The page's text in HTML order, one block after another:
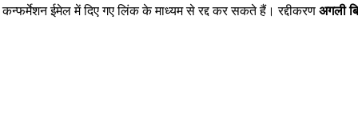
ईमेल में दिए गए लिंक के माध्यम से रद्द कर सकते हैं। रद्दीकरणअगली